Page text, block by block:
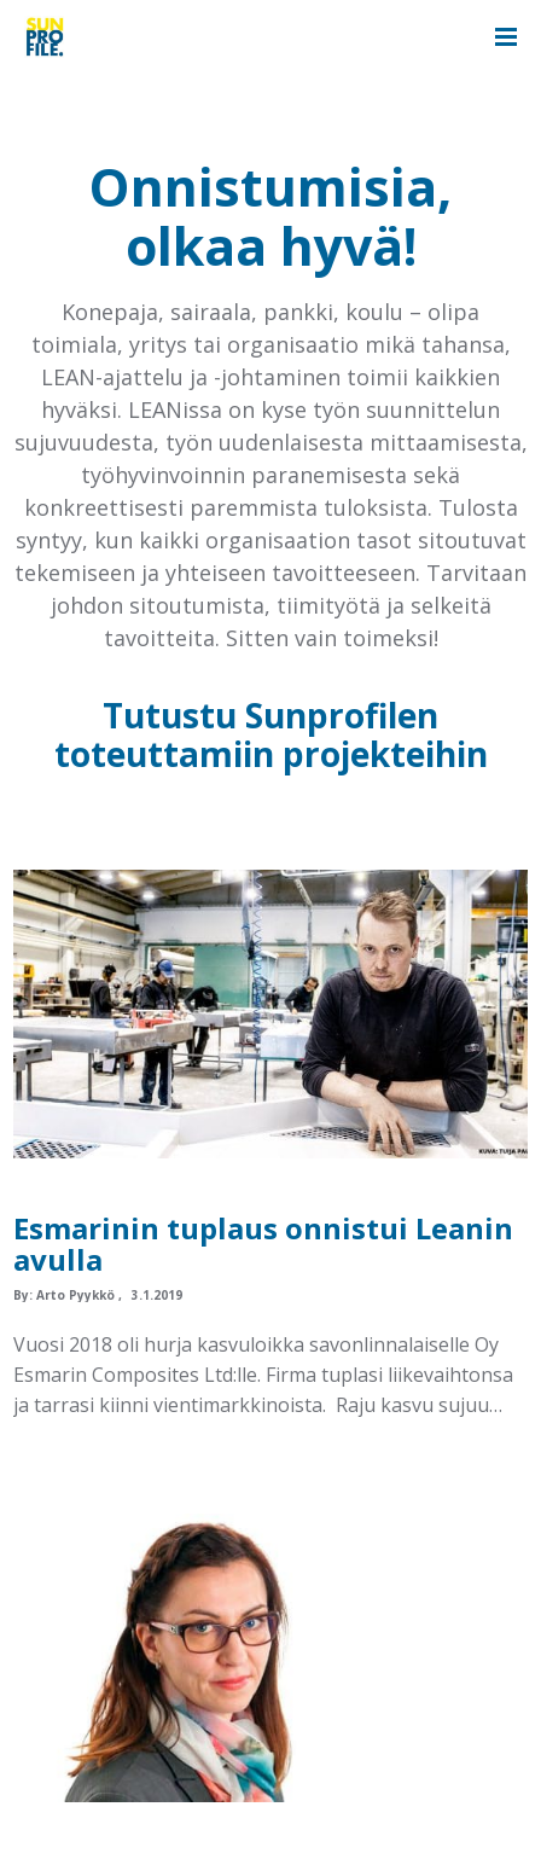
Onnistumisia,
olkaa hyvä!
Konepaja, sairaala, pankki, koulu – olipa
toimiala, yritys tai organisaatio mikä tahansa,
LEAN-ajattelu ja -johtaminen toimii kaikkien
hyväksi. LEANissa on kyse työn suunnittelun
sujuvuudesta, työn uudenlaisesta mittaamisesta,
työhyvinvoinnin paranemisesta sekä
konkreettisesti paremmista tuloksista. Tulosta
syntyy, kun kaikki organisaation tasot sitoutuvat
tekemiseen ja yhteiseen tavoitteeseen. Tarvitaan
johdon sitoutumista, tiimityötä ja selkeitä
tavoitteita. Sitten vain toimeksi!
Tutustu Sunprofilen
toteuttamiin projekteihin
Esmarinin tuplaus onnistui Leanin
avulla
By:Arto Pyykkö 3.1.2019
Vuosi 2018 oli hurja kasvuloikka savonlinnalaiselle Oy
Esmarin Composites Ltd:lle. Firma tuplasi liikevaihtonsa
ja tarrasi kiinni vientimarkkinoista. Raju kasvu sujuu…